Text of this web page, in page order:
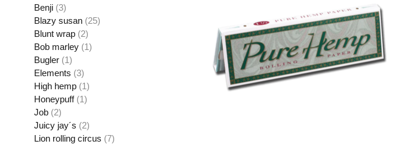
Benji (3)
Blazy susan (25)
Blunt wrap (2)
Bob marley (1)
Bugler (1)
Elements (3)
High hemp (1)
Honeypuff (1)
Job (2)
Juicy jay´s (2)
Lion rolling circus (7)